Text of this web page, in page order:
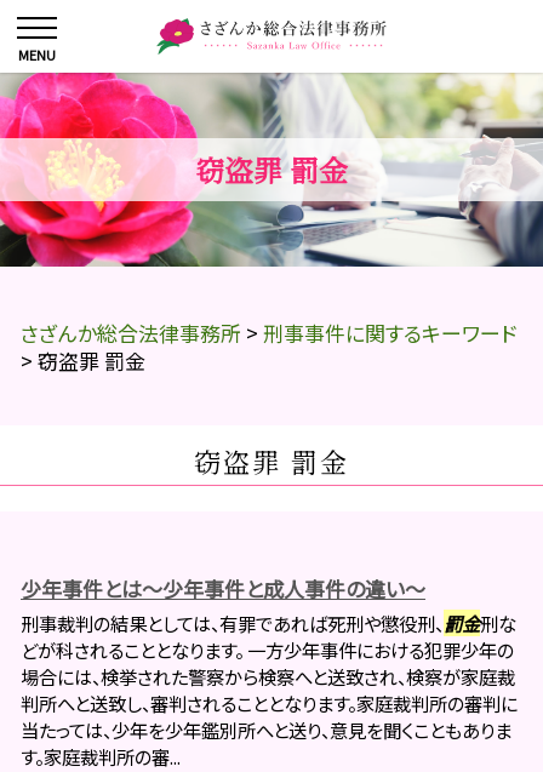
窃盗罪 罰金
さざんか総合法律事務所 > 刑事事件に関するキーワード
> 窃盗罪 罰金
窃盗罪 罰金
少年事件とは～少年事件と成人事件の違い～
刑事裁判の結果としては、有罪であれば死刑や懲役刑、 罰金刑な
どが科されることとなります。 一方少年事件における犯罪少年の
場合には、検挙された警察から検察へと送致され、検察が家庭裁
判所へと送致し、審判されることとなります。家庭裁判所の審判に
当たっては、少年を少年鑑別所へと送り、意見を聞くこともありま
す。家庭裁判所の審...